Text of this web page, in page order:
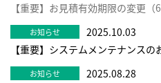
【重要】お見積有効期限の変更
2025.10.03
【重要】システムメンテナンスの
2025.08.28